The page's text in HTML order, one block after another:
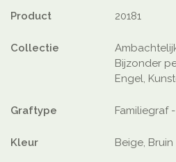
Product 20181
Collectie
Bijzonder
Engel,
Graftype Familiegraf
Kleur Beige, Bruin